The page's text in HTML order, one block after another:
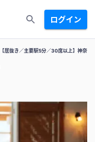
ログイン
【居抜き／主要駅5分／30席以上】神奈